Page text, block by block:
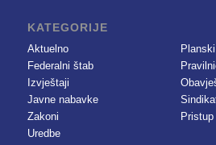
KATEGORIJE
Aktuelno
Federalni štab
Izvještaji
Javne nabavke
Zakoni
Uredbe